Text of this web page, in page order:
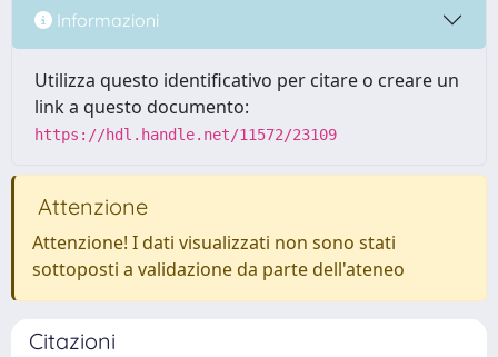
Informazioni
Utilizza questo identificativo per citare o creare un
link a questo documento:
https://hdl.handle.net/11572/23109
Attenzione
Attenzione! I dati visualizzati non sono stati
sottoposti a validazione da parte dell'ateneo
Citazioni